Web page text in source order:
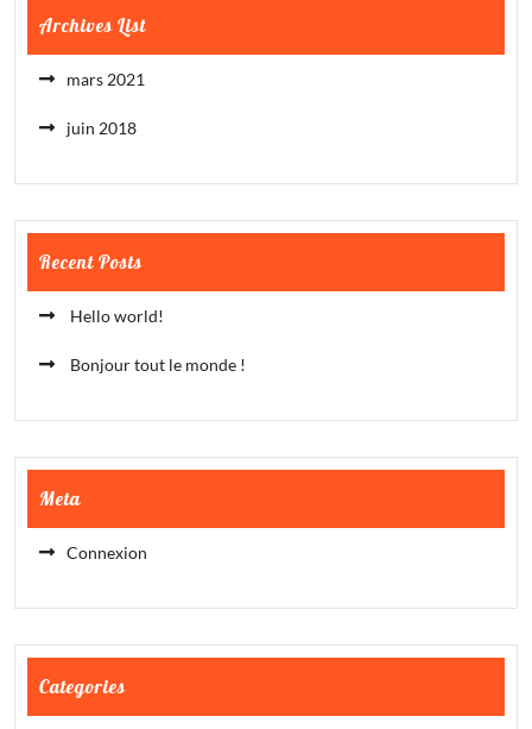
Archives List
mars 2021
juin 2018
Recent Posts
Hello world!
Bonjour tout le monde !
Meta
Connexion
Categories